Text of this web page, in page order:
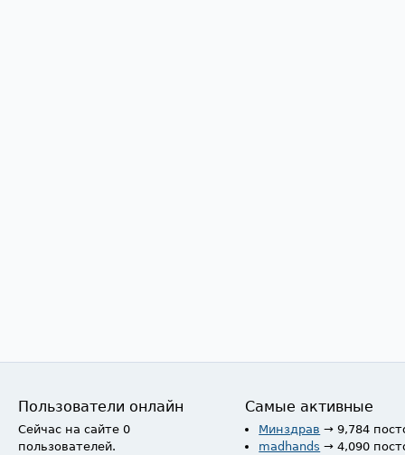
Пользователи онлайн
Сейчас на сайте 0
пользователей.
Самые активные
Минздрав → 9,784
madhands → 4,090